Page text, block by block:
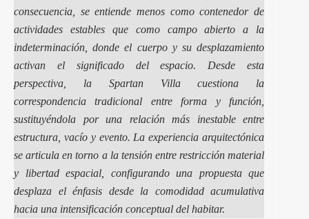
consecuencia, se entiende menos como contenedor de
actividades estables que como campo abierto a la
indeterminación, donde el cuerpo y su desplazamiento
activan el significado del espacio. Desde esta
perspectiva, la Spartan Villa cuestiona la
correspondencia tradicional entre forma y función,
sustituyéndola por una relación más inestable entre
estructura, vacío y evento. La experiencia arquitectónica
se articula en torno a la tensión entre restricción material
y libertad espacial, configurando una propuesta que
desplaza el énfasis desde la comodidad acumulativa
hacia una intensificación conceptual del habitar.